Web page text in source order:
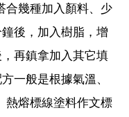
合幾種加入顏料、少
後，加入樹脂，增
再鎮拿加入其它填
一般是根據氣溫、
熱熔標線塗料作文標